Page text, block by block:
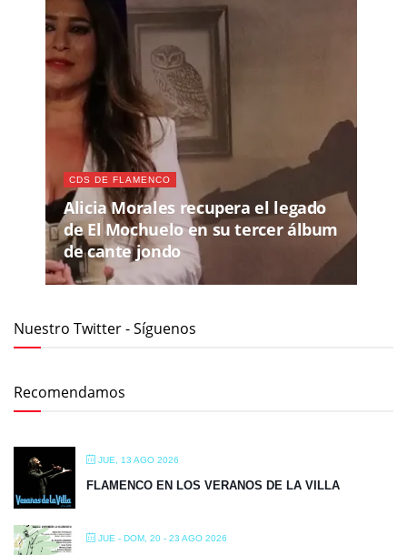
CDS DE FLAMENCO
Alicia Morales recupera el legado
de El Mochuelo en su tercer álbum
de cante jondo
Nuestro Twitter - Síguenos
Recomendamos
JUE, 13 AGO 2026
FLAMENCO EN LOS VERANOS DE LA VILLA
JUE - DOM, 20 - 23 AGO 2026